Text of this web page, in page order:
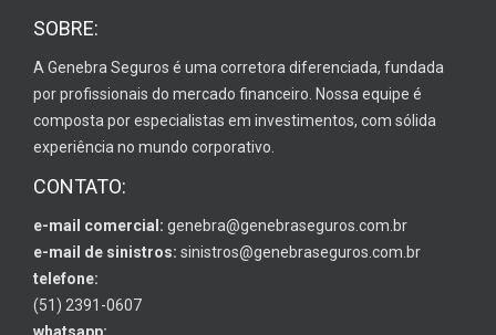
SOBRE:
A Genebra Seguros é uma corretora diferenciada, fundada
por profissionais do mercado financeiro. Nossa equipe é
composta por especialistas em investimentos, com sólida
experiência no mundo corporativo.
CONTATO:
e-mail comercial: genebra@genebraseguros.com.br
e-mail de sinistros: sinistros@genebraseguros.com.br
telefone:
(51) 2391-0607